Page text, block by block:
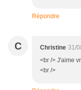
Répondre
C Christine 31/
<br /> J'aime
<br />